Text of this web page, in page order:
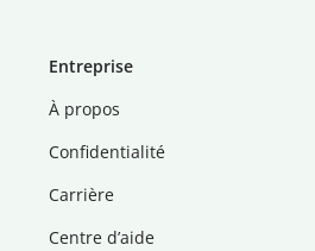
Entreprise
À propos
Confidentialité
Carrière
Centre d’aide